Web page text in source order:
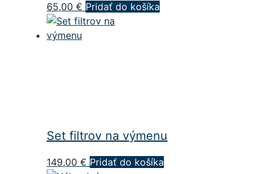
65,00 € Pridať do košíka
Set filtrov na výmenu
149,00 € Pridať do košíka